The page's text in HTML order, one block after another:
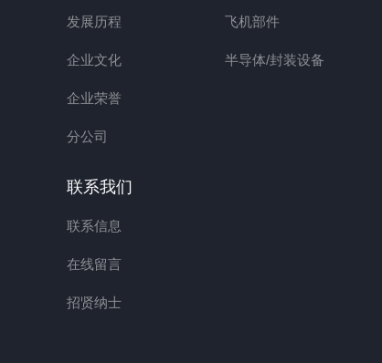
发展历程
企业文化
企业荣誉
分公司
飞机部件
半导体/封装设备
联系我们
联系信息
在线留言
招贤纳士